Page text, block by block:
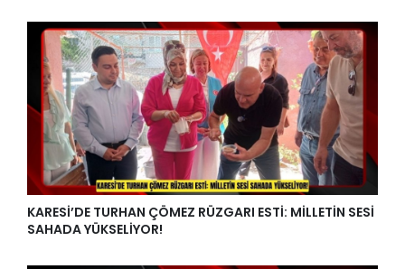
KARESİ’DE TURHAN ÇÖMEZ RÜZGARI ESTİ: MİLLETİN SESİ
SAHADA YÜKSELİYOR!